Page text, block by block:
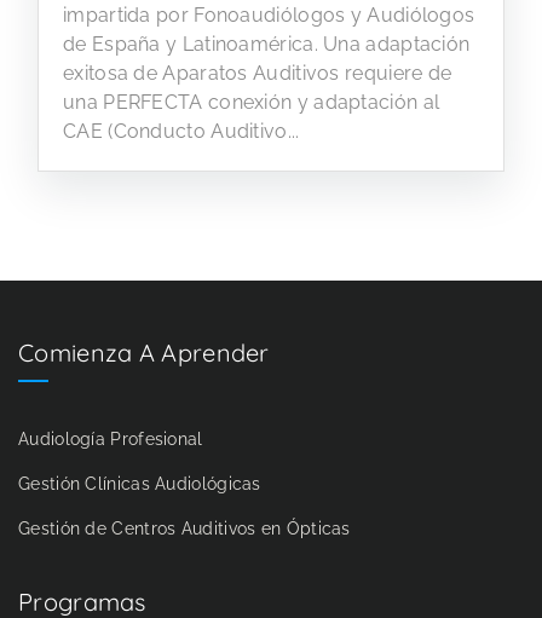
impartida por Fonoaudiólogos y Audiólogos
de España y Latinoamérica. Una adaptación
exitosa de Aparatos Auditivos requiere de
una PERFECTA conexión y adaptación al
CAE (Conducto Auditivo...
Comienza A Aprender
Audiología Profesional
Gestión Clínicas Audiológicas
Gestión de Centros Auditivos en Ópticas
Programas